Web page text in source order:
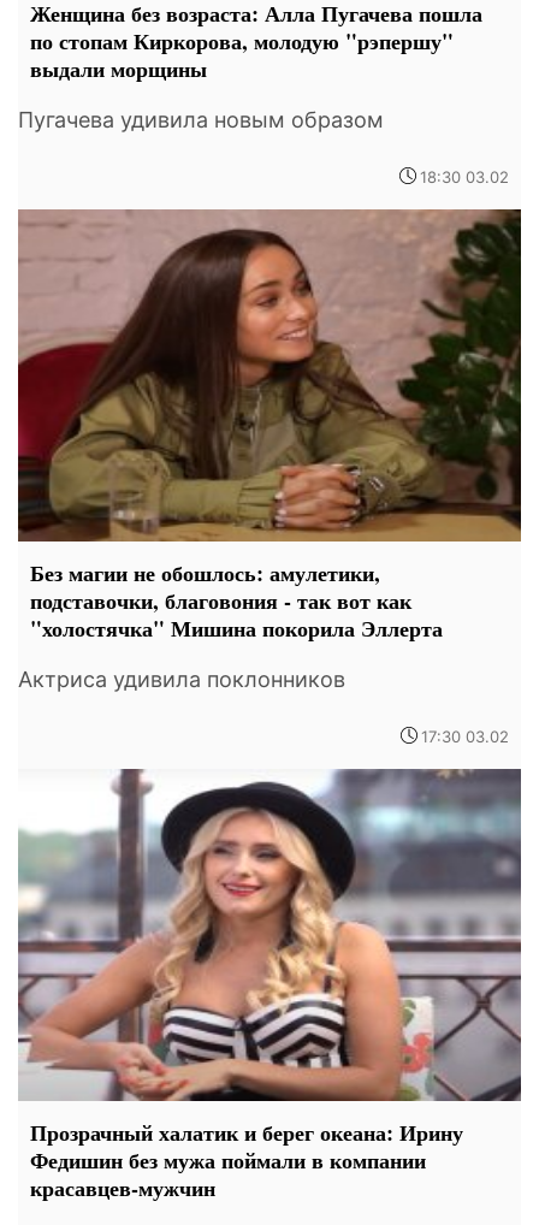
Женщина без возраста: Алла Пугачева пошла
по стопам Киркорова, молодую "рэпершу"
выдали морщины
Пугачева удивила новым образом
18:30 03.02
Без магии не обошлось: амулетики,
подставочки, благовония - так вот как
"холостячка" Мишина покорила Эллерта
Актриса удивила поклонников
17:30 03.02
Прозрачный халатик и берег океана: Ирину
Федишин без мужа поймали в компании
красавцев-мужчин